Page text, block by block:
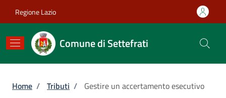
Regione Lazio
Comune di Settefrati
Briciole di pane
Home / Tributi / Gestire un accertamento esecutivo